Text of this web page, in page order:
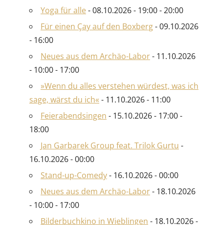
Yoga für alle- 08.10.2026 - 19:00 - 20:00
Für einen Çay auf den Boxberg- 09.10.2026
- 16:00
Neues aus dem Archäo-Labor- 11.10.2026
- 10:00 - 17:00
»Wenn du alles verstehen würdest, was ich
sage, wärst du ich« - 11.10.2026 - 11:00
Feierabendsingen - 15.10.2026 - 17:00 -
18:00
Jan Garbarek Group feat. Trilok Gurtu -
16.10.2026 - 00:00
Stand-up-Comedy- 16.10.2026 - 00:00
Neues aus dem Archäo-Labor- 18.10.2026
- 10:00 - 17:00
Bilderbuchkino in Wieblingen - 18.10.2026 -